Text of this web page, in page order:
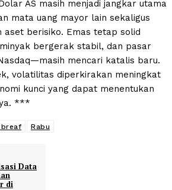
AS masih menjadi jangkar utama
mata uang mayor lain sekaligus
aset berisiko. Emas tetap solid
bergerak stabil, dan pasar
mencari katalis baru.
volatilitas diperkirakan meningkat
kunci yang dapat menentukan
***
Rabu
Data
di